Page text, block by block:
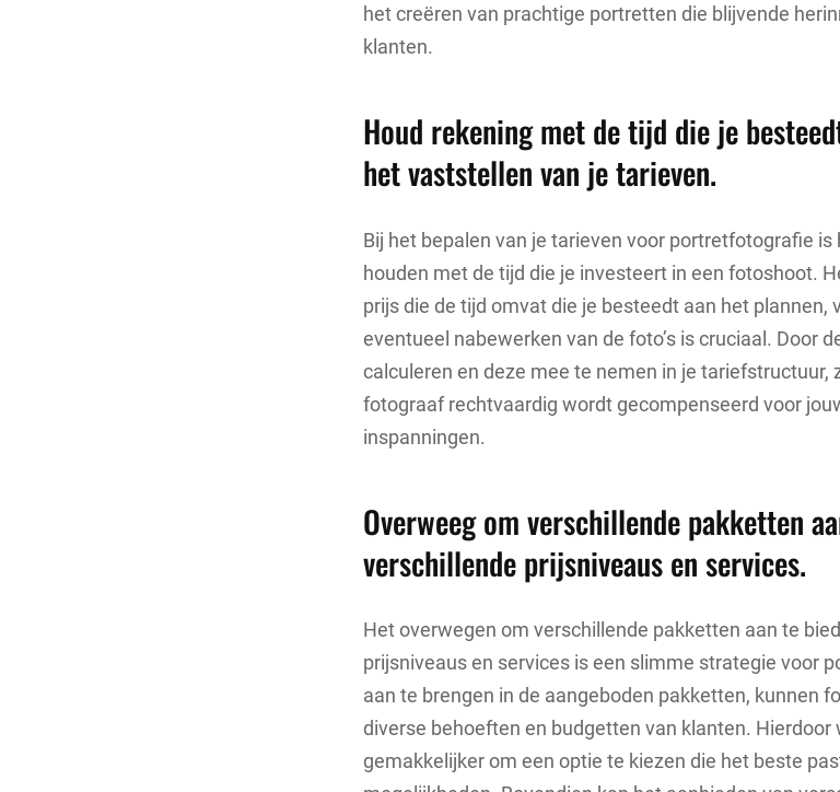
het creëren van prachtige portretten die blijvende
klanten.
Houd rekening met de tijd die je
het vaststellen van je tarieven.
Bij het bepalen van je tarieven voor portretfotografie
houden met de tijd die je investeert in een fotoshoot.
prijs die de tijd omvat die je besteedt aan het plannen,
eventueel nabewerken van de foto’s is cruciaal. Door
calculeren en deze mee te nemen in je tariefstructuur,
fotograaf rechtvaardig wordt gecompenseerd voor
inspanningen.
Overweeg om verschillende pakketten
verschillende prijsniveaus en services.
Het overwegen om verschillende pakketten aan te
prijsniveaus en services is een slimme strategie voor
aan te brengen in de aangeboden pakketten, kunnen
diverse behoeften en budgetten van klanten. Hierdoor
gemakkelijker om een optie te kiezen die het beste